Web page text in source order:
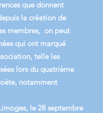
que donnent
la création de
membres, on peut
qui ont marqué
telle les
lors du quatrième
notamment
le 28 septembre